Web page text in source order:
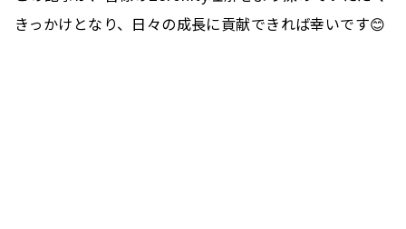
きっかけとなり、日々の成長に貢献できれば幸いです😊